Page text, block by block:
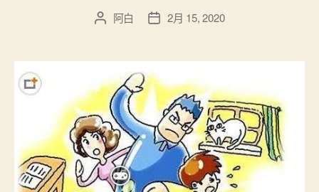
文
者
阿白
发
期
2月 15, 2020